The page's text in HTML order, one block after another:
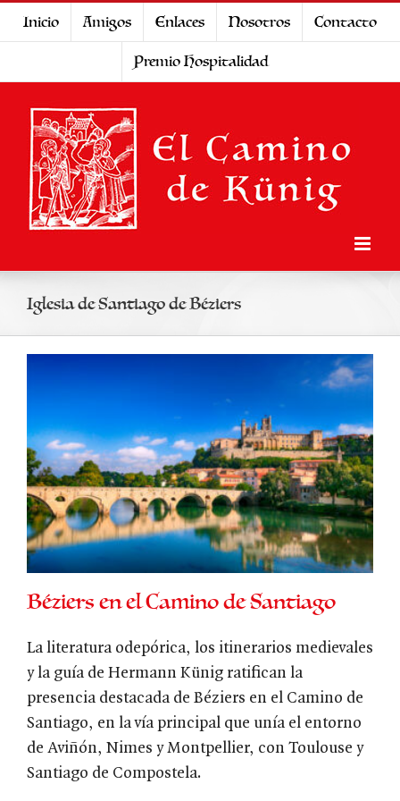
Inicio Amigos Enlaces Nosotros
Contacto
Premio Hospitalidad
Iglesia de Santiago de Béziers
Béziers en el Camino de Santiago
La literatura odepórica, los itinerarios medievales
y la guía de Hermann Künig ratifican la
presencia destacada de Béziers en el Camino de
Santiago, en la vía principal que unía el entorno
de Aviñón, Nimes y Montpellier, con Toulouse y
Santiago de Compostela.